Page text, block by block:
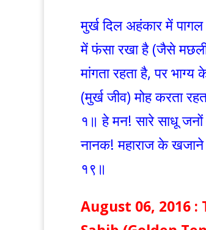
मुर्ख दिल अहंकार में
में फंसा रखा है (जैसे
मांगता रहता है, पर
(मुर्ख जीव) मोह करता
१॥ हे मन! सारे साधू जनों
नानक! महाराज के
१९॥
August 06, 2016